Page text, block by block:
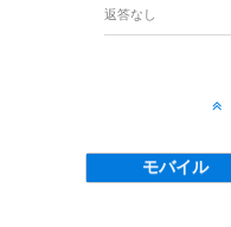
返答なし
モバイル